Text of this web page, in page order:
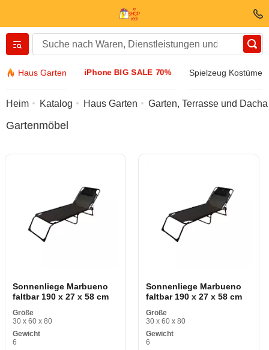
Haus Garten iPhone BIG SALE 70% Spielzeug Kostüme
Вернуться назад
Zubehöre
Armbanduhr
Heim Katalog Haus Garten Garten, Terrasse und Dacha
Gartenmöbel
Sonnenliege Marbueno
faltbar 190 x 27 x 58 cm
Größe
30 x 60 x 80
Gewicht
6
Sonnenliege Marbueno
faltbar 190 x 27 x 58 cm
Größe
30 x 60 x 80
Gewicht
6